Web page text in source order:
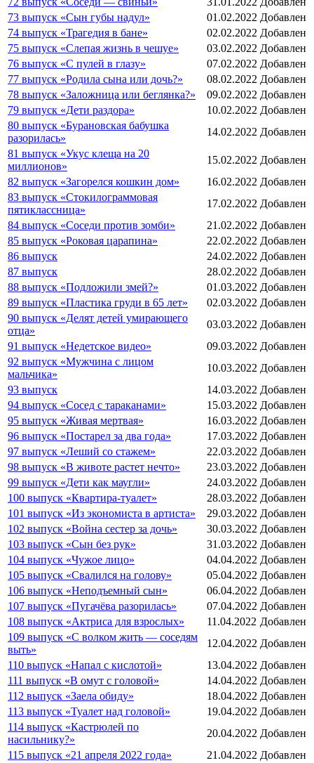
73 выпуск «Сын губы надул»
01.02.2022 Добавлен
74 выпуск «Трагедия в бане»
02.02.2022 Добавлен
75 выпуск «Слепая жизнь в чешуе»
03.02.2022 Добавлен
76 выпуск «С пулей в глазу»
07.02.2022 Добавлен
77 выпуск «Родила сына или дочь?»
08.02.2022 Добавлен
78 выпуск «Заложница или беглянка?»
09.02.2022 Добавлен
79 выпуск «Дети раздора»
10.02.2022 Добавлен
80 выпуск «Бурановская бабушка
разорилась»
14.02.2022 Добавлен
81 выпуск «Укус клеща на 20
миллионов»
15.02.2022 Добавлен
82 выпуск «Загорелся кошкин дом»
16.02.2022 Добавлен
83 выпуск «Стокилограммовая
пятиклассница»
17.02.2022 Добавлен
84 выпуск «Соседи против зомби»
21.02.2022 Добавлен
85 выпуск «Роковая царапина»
22.02.2022 Добавлен
86 выпуск
24.02.2022 Добавлен
87 выпуск
28.02.2022 Добавлен
88 выпуск «Подложили змей?»
01.03.2022 Добавлен
89 выпуск «Пластика груди в 65 лет»
02.03.2022 Добавлен
90 выпуск «Делят детей умирающего
отца»
03.03.2022 Добавлен
91 выпуск «Недетское видео»
09.03.2022 Добавлен
92 выпуск «Мужчина с лицом
мальчика»
10.03.2022 Добавлен
93 выпуск
14.03.2022 Добавлен
94 выпуск «Сосед с тараканами»
15.03.2022 Добавлен
95 выпуск «Живая мертвая»
16.03.2022 Добавлен
96 выпуск «Постарел за два года»
17.03.2022 Добавлен
97 выпуск «Леший со стажем»
22.03.2022 Добавлен
98 выпуск «В животе растет нечто»
23.03.2022 Добавлен
99 выпуск «Дети как маугли»
24.03.2022 Добавлен
100 выпуск «Квартира-туалет»
28.03.2022 Добавлен
101 выпуск «Из экономиста в артиста»
29.03.2022 Добавлен
102 выпуск «Война сестер за дочь»
30.03.2022 Добавлен
103 выпуск «Сын без рук»
31.03.2022 Добавлен
104 выпуск «Чужое лицо»
04.04.2022 Добавлен
105 выпуск «Свалился на голову»
05.04.2022 Добавлен
106 выпуск «Неподъемный сын»
06.04.2022 Добавлен
107 выпуск «Пугачёва разорилась»
07.04.2022 Добавлен
108 выпуск «Актриса для взрослых»
11.04.2022 Добавлен
109 выпуск «С волком жить — соседям
выть»
12.04.2022 Добавлен
110 выпуск «Напал с кислотой»
13.04.2022 Добавлен
111 выпуск «В омут с головой»
14.04.2022 Добавлен
112 выпуск «Заела обиду»
18.04.2022 Добавлен
113 выпуск «Туалет над головой»
19.04.2022 Добавлен
114 выпуск «Кастрюлей по
насильнику?»
20.04.2022 Добавлен
115 выпуск «21 апреля 2022 года»
21.04.2022 Добавлен